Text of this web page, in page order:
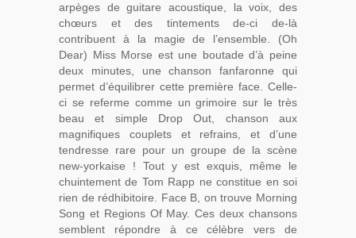
arpèges de guitare acoustique, la voix, des
chœurs et des tintements de-ci de-là
contribuent à la magie de l’ensemble. (Oh
Dear) Miss Morse est une boutade d’à peine
deux minutes, une chanson fanfaronne qui
permet d’équilibrer cette première face. Celle-
ci se referme comme un grimoire sur le très
beau et simple Drop Out, chanson aux
magnifiques couplets et refrains, et d’une
tendresse rare pour un groupe de la scène
new-yorkaise ! Tout y est exquis, même le
chuintement de Tom Rapp ne constitue en soi
rien de rédhibitoire. Face B, on trouve Morning
Song et Regions Of May. Ces deux chansons
semblent répondre à ce célèbre vers de